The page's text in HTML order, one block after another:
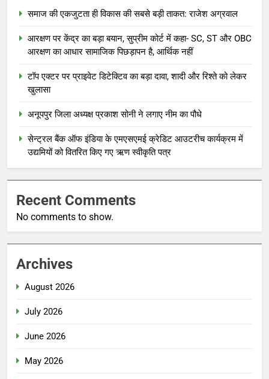
समाज की एकजुटता ही विकास की सबसे बड़ी ताकत: राजेश अग्रवाल
आरक्षण पर केंद्र का बड़ा बयान, सुप्रीम कोर्ट में कहा- SC, ST और OBC
आरक्षण का आधार सामाजिक पिछड़ापन है, आर्थिक नहीं
टॉप एक्टर पर प्राइवेट डिटेक्टिव का बड़ा दावा, शादी और रिश्ते को लेकर
खुलासा
अनूपपुर जिला अध्यक्ष प्रकाश सोनी ने लगाए नीम का पौधे
सेन्ट्रल बैंक ऑफ इंडिया के एमएसएमई क्रेडिट आउटरीच कार्यक्रम में
उद्यमियों को वितरित किए गए ऋण स्वीकृति पत्र
Recent Comments
No comments to show.
Archives
August 2026
July 2026
June 2026
May 2026